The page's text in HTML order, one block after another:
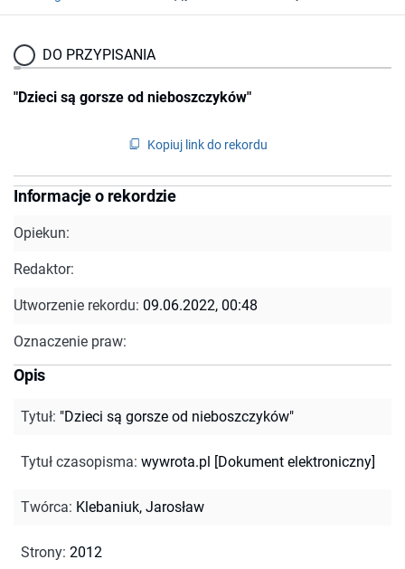
DO PRZYPISANIA
"Dzieci są gorsze od nieboszczyków"
Kopiuj link do rekordu
Informacje o rekordzie
Opiekun:
Redaktor:
Utworzenie rekordu: 09.06.2022, 00:48
Oznaczenie praw:
Opis
Tytuł: "Dzieci są gorsze od nieboszczyków"
Tytuł czasopisma: wywrota.pl [Dokument elektroniczny]
Twórca: Klebaniuk, Jarosław
Strony: 2012